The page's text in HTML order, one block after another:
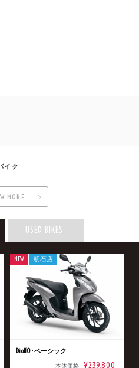
イク
MORE
USED BIKES
Dio110･ベーシック
本体価格 ¥239,800
NEW 明石店